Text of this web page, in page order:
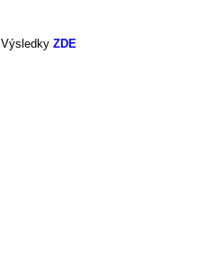
Výsledky ZDE